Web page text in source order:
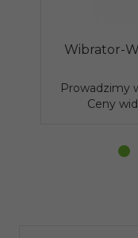
Wibrator-
Prowadzimy
Ceny